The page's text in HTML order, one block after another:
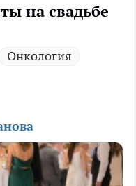
на свадьбе
Онкология